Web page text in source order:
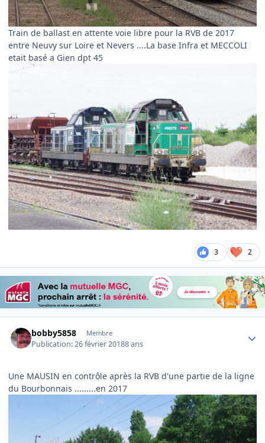
Train de ballast en attente voie libre pour la RVB de 2017
entre Neuvy sur Loire et Nevers ....La base Infra et MECCOLI
etait basé a Gien dpt 45
3 2
bobby5858 Membre
Publication:26 février 20188 ans
Une MAUSIN en contrôle après la RVB d'une partie de la ligne
du Bourbonnais .........en 2017